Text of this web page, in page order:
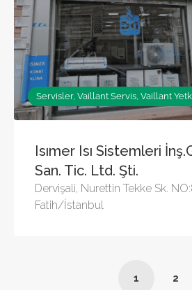
Servisler, Vaillant Servis, Vaillant
Isımer Isı Sistemleri
San. Tic. Ltd. Şti.
Dervişali, Nurettin Tekke Sk.
Fatih/İstanbul
1 2